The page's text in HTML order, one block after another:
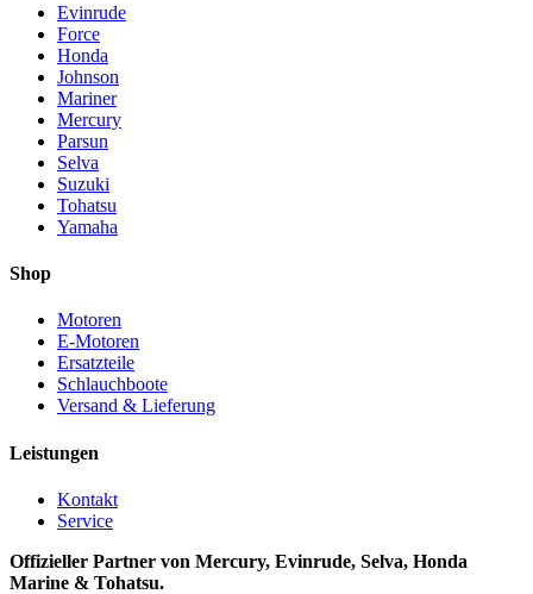
Evinrude
Force
Honda
Johnson
Mariner
Mercury
Parsun
Selva
Suzuki
Tohatsu
Yamaha
Shop
Motoren
E-Motoren
Ersatzteile
Schlauchboote
Versand & Lieferung
Leistungen
Kontakt
Service
Offizieller Partner von Mercury, Evinrude, Selva, Honda
Marine & Tohatsu.